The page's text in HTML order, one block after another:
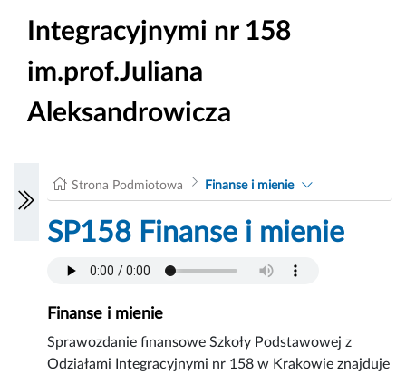
Integracyjnymi nr 158
im.prof.Juliana
Aleksandrowicza
Strona Podmiotowa Finanse i mienie
SP158 Finanse i mienie
Finanse i mienie
Sprawozdanie finansowe Szkoły Podstawowej z
Odziałami Integracyjnymi nr 158 w Krakowie znajduje